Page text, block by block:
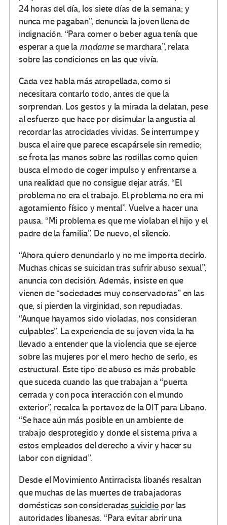
24 horas del día, los siete días de la semana; y
nunca me pagaban”, denuncia la joven llena de
indignación. “Para comer o beber agua tenía que
esperar a que la madamese marchara”, relata
sobre las condiciones en las que vivía.
Cada vez habla más atropellada, como si
necesitara contarlo todo, antes de que la
sorprendan. Los gestos y la mirada la delatan, pese
al esfuerzo que hace por disimular la angustia al
recordar las atrocidades vividas. Se interrumpe y
busca el aire que parece escapársele sin remedio;
se frota las manos sobre las rodillas como quien
busca el modo de coger impulso y enfrentarse a
una realidad que no consigue dejar atrás. “El
problema no era el trabajo. El problema no era mi
agotamiento físico y mental”. Vuelve a hacer una
pausa. “Mi problema es que me violaban el hijo y el
padre de la familia”. De nuevo, el silencio.
“Ahora quiero denunciarlo y no me importa decirlo.
Muchas chicas se suicidan tras sufrir abuso sexual”,
anuncia con decisión. Además, insiste en que
vienen de “sociedades muy conservadoras” en las
que, si pierden la virginidad, son repudiadas.
“Aunque hayamos sido violadas, nos consideran
culpables”. La experiencia de su joven vida la ha
llevado a entender que la violencia que se ejerce
sobre las mujeres por el mero hecho de serlo, es
estructural. Este tipo de abuso es más probable
que suceda cuando las que trabajan a “puerta
cerrada y con poca interacción con el mundo
exterior”, recalca la portavoz de la OIT para Líbano.
“Se hace aún más posible en un ambiente de
trabajo desprotegido y donde el sistema priva a
estos empleados del derecho a vivir y hacer su
labor con dignidad”.
Desde el Movimiento Antirracista libanés resaltan
que muchas de las muertes de trabajadoras
domésticas son consideradas suicidio por las
autoridades libanesas. “Para evitar abrir una